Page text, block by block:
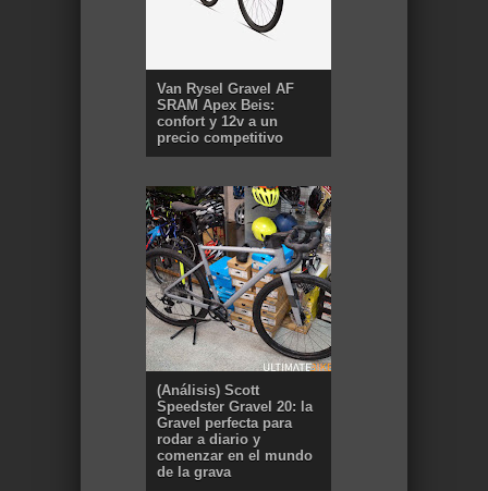
Van Rysel Gravel AF
SRAM Apex Beis:
confort y 12v a un
precio competitivo
(Análisis) Scott
Speedster Gravel 20: la
Gravel perfecta para
rodar a diario y
comenzar en el mundo
de la grava